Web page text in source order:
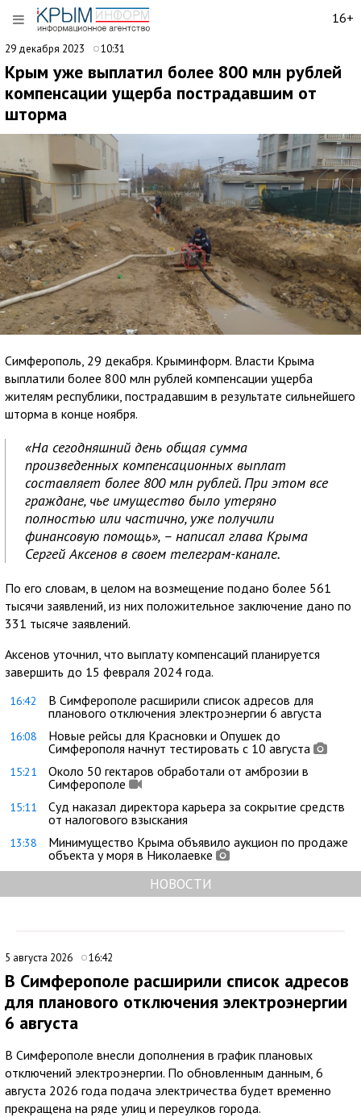
16+
29 декабря 2023 10:31
Крым уже выплатил более 800 млн рублей
компенсации ущерба пострадавшим от
шторма
Симферополь, 29 декабря. Крыминформ. Власти Крыма
выплатили более 800 млн рублей компенсации ущерба
жителям республики, пострадавшим в результате сильнейшего
шторма в конце ноября.
«На сегодняшний день общая сумма
произведенных компенсационных выплат
составляет более 800 млн рублей. При этом все
граждане, чье имущество было утеряно
полностью или частично, уже получили
финансовую помощь», – написал глава Крыма
Сергей Аксенов в своем телеграм-канале.
По его словам, в целом на возмещение подано более 561
тысячи заявлений, из них положительное заключение дано по
331 тысяче заявлений.
Аксенов уточнил, что выплату компенсаций планируется
завершить до 15 февраля 2024 года.
16:42
В Симферополе расширили список адресов для
планового отключения электроэнергии 6 августа
16:08
Новые рейсы для Красновки и Опушек до
Симферополя начнут тестировать с 10 августа
15:21
Около 50 гектаров обработали от амброзии в
Симферополе
15:11
Суд наказал директора карьера за сокрытие средств
от налогового взыскания
13:38
Минимущество Крыма объявило аукцион по продаже
объекта у моря в Николаевке
НОВОСТИ
5 августа 2026 16:42
В Симферополе расширили список адресов
для планового отключения электроэнергии
6 августа
В Симферополе внесли дополнения в график плановых
отключений электроэнергии. По обновленным данным, 6
августа 2026 года подача электричества будет временно
прекращена на ряде улиц и переулков города.